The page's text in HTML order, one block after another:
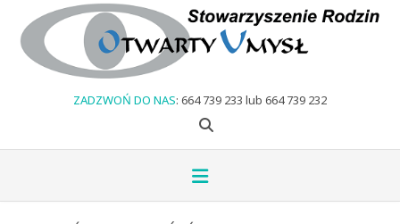
content
ZADZWOŃ DO NAS: 664 739 233 lub 664 739 232